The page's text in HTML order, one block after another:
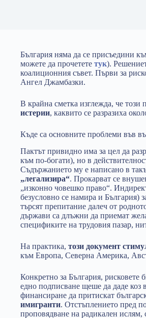
България няма да се присъедини
можете да прочетете тук).
коалиционния съвет. Първи за
Ангел Джамбазки.
В крайна сметка изглежда, че този
истерии, каквито се разразиха
Къде са основните проблеми във
Пактът привидно има за цел да
към по-богати), но в
Съдържанието му е написано в
„легализира“. Прокарват се
„изконно човешко право“.
безусловно се намира и България)
търсят препитание далеч от
държави са длъжни да приемат
спецификите на трудовия пазар,
На практика, този документ
към Европа, Северна Америка,
Конкретно за България,
едно подписване щеше да даде
финансиране да притискат
имигранти. Отстъплението пред
проповядване на радикален